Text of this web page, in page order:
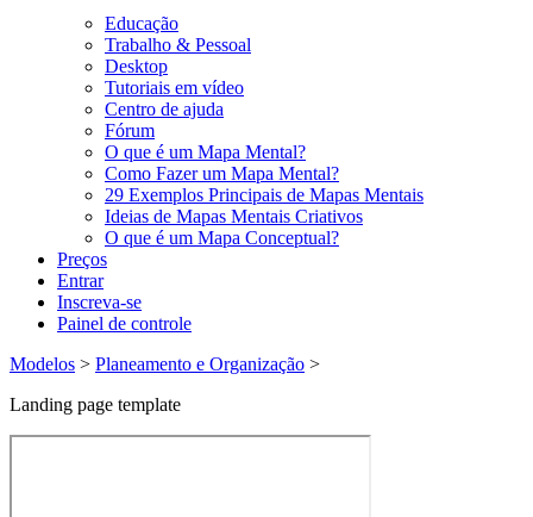
Educação
Trabalho & Pessoal
Desktop
Tutoriais em vídeo
Centro de ajuda
Fórum
O que é um Mapa Mental?
Como Fazer um Mapa Mental?
29 Exemplos Principais de Mapas Mentais
Ideias de Mapas Mentais Criativos
O que é um Mapa Conceptual?
Preços
Entrar
Inscreva-se
Painel de controle
Modelos > Planeamento e Organização >
Landing page template